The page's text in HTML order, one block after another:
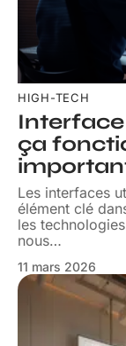
HIGH-TECH
ça
Les interfaces
élément clé
les
nous…
11 mars 2026